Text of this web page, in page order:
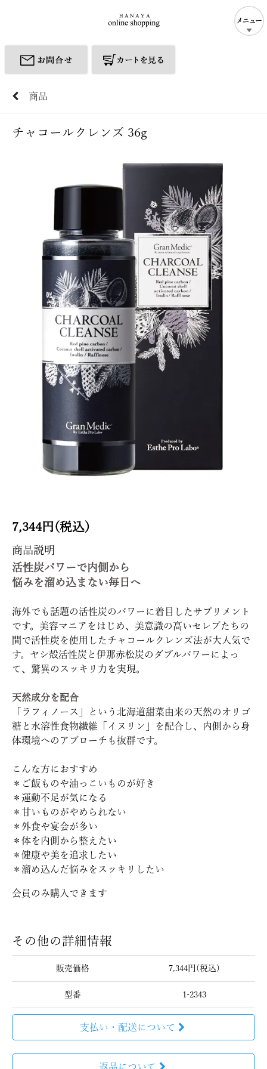
商品
チャコールクレンズ 36g
7,344円(税込)
商品説明
活性炭パワーで内側から
悩みを溜め込まない毎日へ
海外でも話題の活性炭のパワーに着目したサプリメント
です。美容マニアをはじめ、美意識の高いセレブたちの
間で活性炭を使用したチャコールクレンズ法が大人気で
す。ヤシ殻活性炭と伊那赤松炭のダブルパワーによっ
て、驚異のスッキリ力を実現。
天然成分を配合
「ラフィノース」という北海道甜菜由来の天然のオリゴ
糖と水溶性食物繊維「イヌリン」を配合し、内側から身
体環境へのアプローチも抜群です。
こんな方におすすめ
＊ご飯ものや油っこいものが好き
＊運動不足が気になる
＊甘いものがやめられない
＊外食や宴会が多い
＊体を内側から整えたい
＊健康や美を追求したい
＊溜め込んだ悩みをスッキリしたい
会員のみ購入できます
その他の詳細情報
販売価格 7,344円(税込)
型番 1-2343
支払い・配送について
返品について